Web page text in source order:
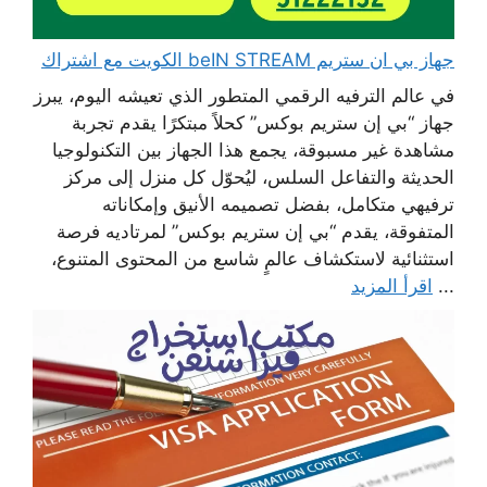
جهاز بي ان ستريم beIN STREAM الكويت مع اشتراك
في عالم الترفيه الرقمي المتطور الذي تعيشه اليوم، يبرز
جهاز “بي إن ستريم بوكس” كحلاً مبتكرًا يقدم تجربة
مشاهدة غير مسبوقة، يجمع هذا الجهاز بين التكنولوجيا
الحديثة والتفاعل السلس، ليُحوّل كل منزل إلى مركز
ترفيهي متكامل، بفضل تصميمه الأنيق وإمكاناته
المتفوقة، يقدم “بي إن ستريم بوكس” لمرتاديه فرصة
استثنائية لاستكشاف عالمٍ شاسع من المحتوى المتنوع،
... اقرأ المزيد